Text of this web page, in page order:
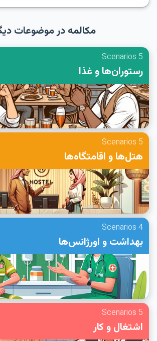
جای درستی هستید. در این مقاله، ما به بررسی
بپذیرید، شامل واژگان و عبارات کلیدی. شما به
انگلیسی برای پذیرش دعوت‌ها با استفاده از
دیدگاه‌های فرهنگی خواهید پرداخت. بیایید شروع
تا مهارت‌های مکالمه‌تان را تقویت کنیم!
مکالمه در موضوعات
5 Scenarios
رستوران‌ها و غذا
5 Scenarios
هتل‌ها و اقامتگاه‌ها
4 Scenarios
بهداشت و اورژانس‌ها
5 Scenarios
اشتغال و کار